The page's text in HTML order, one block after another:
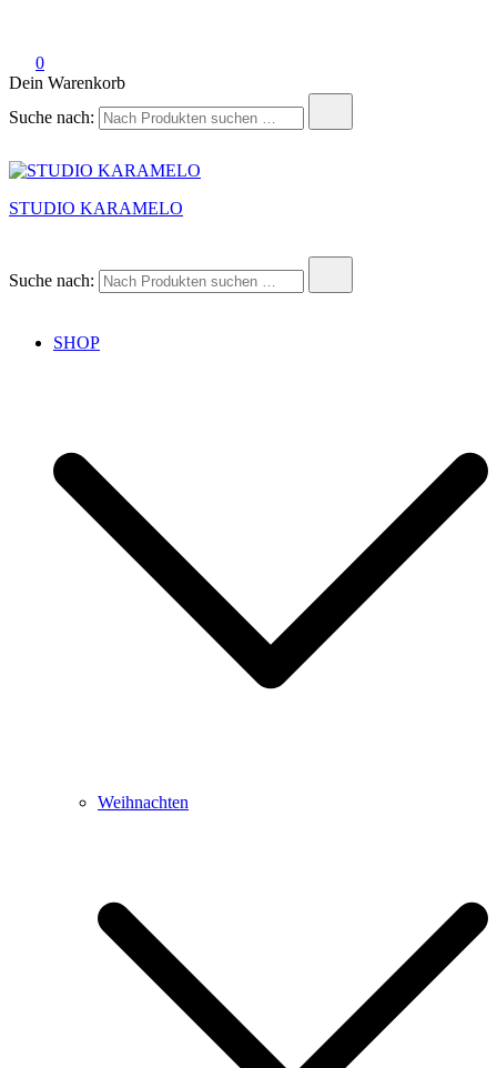
0
Dein Warenkorb
Suche nach:
STUDIO KARAMELO
Suche nach:
SHOP
Weihnachten